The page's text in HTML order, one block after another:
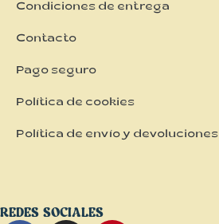
Condiciones de entrega
Contacto
Pago seguro
Política de cookies
Política de envío y devoluciones
REDES SOCIALES